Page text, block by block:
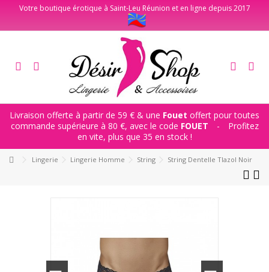
Votre boutique érotique à Saint-Leu Réunion et en ligne depuis 2017
Livraison offerte à partir de 59 € & une Fouet offert pour toutes
commande supérieure à 80 €, avec le code FOUET -
Profitez
en vite, plus que 35 en stock !
Lingerie Lingerie Homme String String Dentelle Tlazol Noir